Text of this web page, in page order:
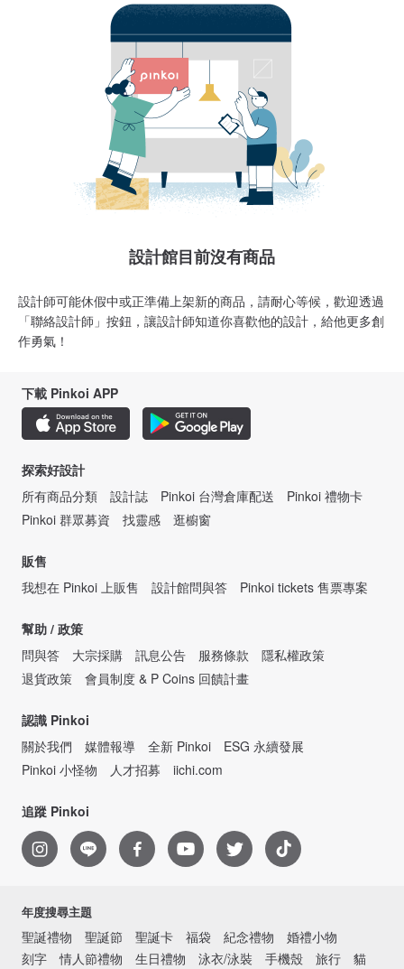
設計館目前沒有商品
設計師可能休假中或正準備上架新的商品，請耐心等候，歡迎透過
「聯絡設計師」按鈕，讓設計師知道你喜歡他的設計，給他更多創
作勇氣！
下載 Pinkoi APP
探索好設計
所有商品分類
設計誌 Pinkoi 台灣倉庫配送
Pinkoi 禮物卡
Pinkoi 群眾募資
找靈感 逛櫥窗
販售
我想在 Pinkoi 上販售
設計館問與答 Pinkoi tickets 售票專案
幫助 / 政策
問與答
大宗採購 訊息公告 服務條款
隱私權政策
退貨政策
會員制度 & P Coins 回饋計畫
認識 Pinkoi
關於我們
媒體報導 全新 Pinkoi
ESG 永續發展
Pinkoi 小怪物
人才招募 iichi.com
追蹤 Pinkoi
年度搜尋主題
聖誕禮物 聖誕節 聖誕卡 福袋 紀念禮物
婚禮小物
刻字
情人節禮物 生日禮物 泳衣/泳裝 手機殼 旅行 貓